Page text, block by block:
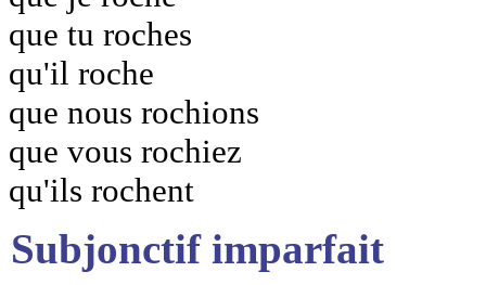
que tu roches
qu'il roche
que nous rochions
que vous rochiez
qu'ils rochent
Subjonctif imparfait